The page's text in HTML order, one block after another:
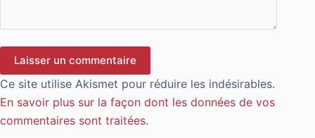
Laisser un commentaire
Ce site utilise Akismet pour réduire les indésirables.
En savoir plus sur la façon dont les données de vos
commentaires sont traitées.